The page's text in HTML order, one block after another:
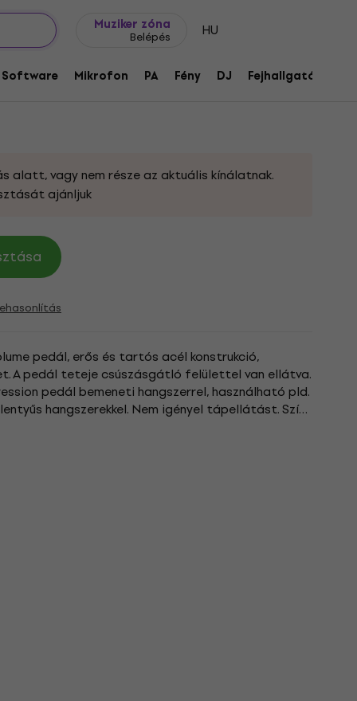
Muziker zóna
Belépés HU
Software Mikrofon PA Fény DJ Fejhallgató
Gitár hangerő pedál
alatt, vagy nem része az aktuális kínálatnak.
ajánljuk
pedál, erős és tartós acél konstrukció,
A pedál teteje csúszásgátló felülettel van ellátva.
pedál bemeneti hangszerrel, használható pld.
hangszerekkel. Nem igényel tápellátást. Szín: